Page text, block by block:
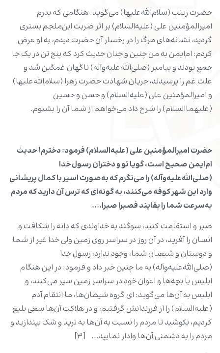
حضرت زینب (سلام‌الله‌علیها) می‌گوید: هنگامی که پدرم
امیرالمؤمنین علی (علیه‌السلام) بر اثر ضربت ابن‌ملجم بستری
گردید، نشانه‌های مرگ را در رخسار آن حضرت دیدم، به او عرض
کردم: ام‌ایمن به من چنین و چنان حدیث کرد که پنج تن در یک جا
جمع بودند و پیامبر (صلی‌الله‌علیه‌وآله) ناگهان غمگین شد و
علت غم را پرسیدند، جریان شهادت حضرت زهرا (سلام‌الله‌علیها)
و امیرالمؤمنین علی (علیه‌السلام) و حسن و حسین
(علیهماالسلام) را شرح داد می‌خواهم از شما آن را بشنوم.
حضرت امیرالمؤمنین علی (علیه‌السلام) فرمود: دخترم! حدیث
ام‌ایمن صحیح است، گویا تو و دختران رسول خدا
(صلی‌الله‌علیه‌وآله) را می‌نگرم که به‌صورت اسیر با کمال پریشانی
وارد این شهر کوفه می‌کنند، به گونه‌ای که ترس آن دارید که مردم
به‌سرعت شما را بقاپند فصبرا صبرا....
صبر و استقامت کنید، سوگند به خداوندی که دانه را شکافت و
انسان را آفرید، در آن روز در سراسر روی زمین ولی خدا غیر از شما
و دوستان و شیعیان شما، وجود ندارد، رسول خدا
(صلی‌الله‌علیه‌وآله) به ما چنین خبر داد و فرمود: در این هنگام
ابلیس با بچه‌ها و اعوان خود در سراسر زمین سیر می‌کنند، و
ابلیس به آن‌ها می‌گوید: ای گروه شیطان‌ها، ما انتقام آدم
(علیه‌السلام) را از فرزندانش گرفتیم، و در هلاکت آن‌ها سعی بلیغ
کردیم، بکوشید تا مردم را نسبت به آن‌ها به ترید و شک بیندازید و
مردم را به دشمنی آن‌ها وادار نمایید... [۳]